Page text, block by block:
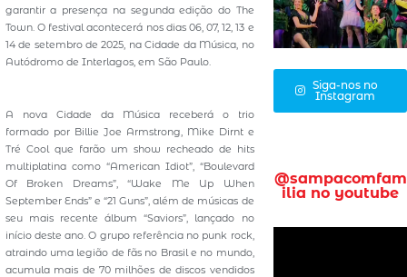
garantir a presença na segunda edição do The
Town. O festival acontecerá nos dias 06, 07, 12, 13 e
14 de setembro de 2025, na Cidade da Música, no
Autódromo de Interlagos, em São Paulo.
A nova Cidade da Música receberá o trio
formado por Billie Joe Armstrong, Mike Dirnt e
Tré Cool que farão um show recheado de hits
multiplatina como “American Idiot”, “Boulevard
Of Broken Dreams”, “Wake Me Up When
September Ends” e “21 Guns”, além de músicas de
seu mais recente álbum “Saviors”, lançado no
início deste ano. O grupo referência no punk rock,
atraindo uma legião de fãs no Brasil e no mundo,
acumula mais de 70 milhões de discos vendidos
Siga-nos no
Instagram
@sampacomfam
ilia no youtube